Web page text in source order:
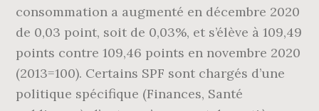
consommation a augmenté en décembre 2020
de 0,03 point, soit de 0,03%, et s’élève à 109,49
points contre 109,46 points en novembre 2020
(2013=100). Certains SPF sont chargés d’une
politique spécifique (Finances, Santé